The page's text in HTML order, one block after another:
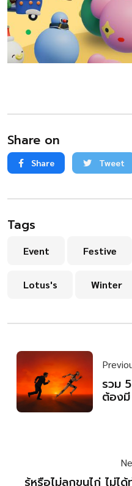
Share on
Share Tweet
Tags
Event Festive
Lotus's Winter
รวม
ต้อง
รู้หรือไม่ลูกขนไก่ ไม่ได้